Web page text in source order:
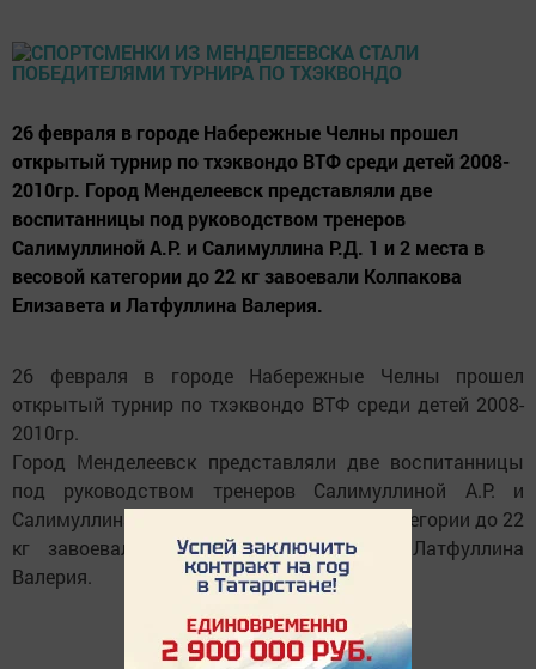
26 февраля в городе Набережные Челны прошел
открытый турнир по тхэквондо ВТФ среди детей 2008-
2010гр. Город Менделеевск представляли две
воспитанницы под руководством тренеров
Салимуллиной А.Р. и Салимуллина Р.Д. 1 и 2 места в
весовой категории до 22 кг завоевали Колпакова
Елизавета и Латфуллина Валерия.
26 февраля в городе Набережные Челны прошел
открытый турнир по тхэквондо ВТФ среди детей 2008-
2010гр.
Город Менделеевск представляли две воспитанницы
под руководством тренеров Салимуллиной А.Р. и
Салимуллина Р.Д. 1 и 2 места в весовой категории до 22
кг завоевали Колпакова Елизавета и Латфуллина
Валерия.